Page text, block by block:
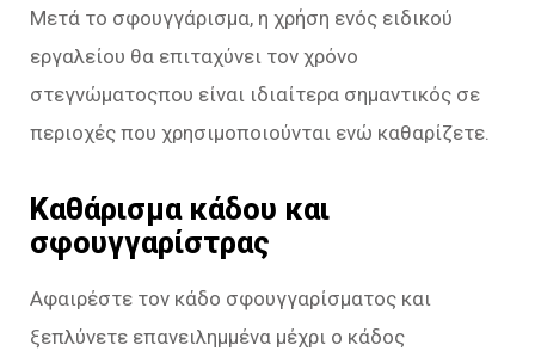
Μετά το σφουγγάρισμα, η χρήση ενός ειδικού
εργαλείου θα επιταχύνει τον χρόνο
στεγνώματοςπου είναι ιδιαίτερα σημαντικός σε
περιοχές που χρησιμοποιούνται ενώ καθαρίζετε.
Καθάρισμα κάδου και
σφουγγαρίστρας
Αφαιρέστε τον κάδο σφουγγαρίσματος και
ξεπλύνετε επανειλημμένα μέχρι ο κάδος